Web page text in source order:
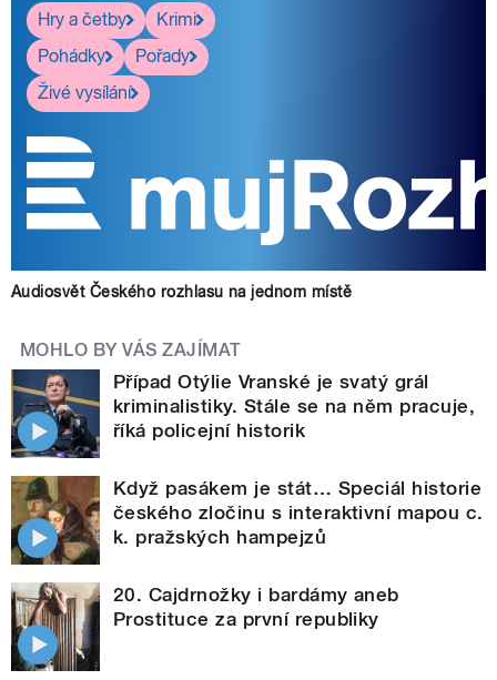
Hry a četby
Krimi
Pohádky
Pořady
Živé vysílání
Audiosvět Českého rozhlasu na jednom místě
MOHLO BY VÁS ZAJÍMAT
Případ Otýlie Vranské je svatý grál
kriminalistiky. Stále se na něm pracuje,
říká policejní historik
Když pasákem je stát… Speciál historie
českého zločinu s interaktivní mapou c.
k. pražských hampejzů
20. Cajdrnožky i bardámy aneb
Prostituce za první republiky